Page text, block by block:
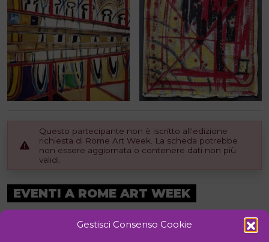
Gestisci Consenso Cookie
Questo partecipante non è iscritto all'edizione
richiesta di Rome Art Week. La scheda potrebbe
non essere aggiornata o contenere dati non più
validi.
EVENTI A ROME ART WEEK
Eventi delle edizioni precedenti